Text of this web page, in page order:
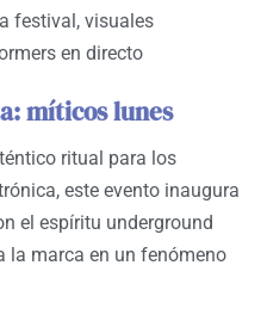
festival, visuales
en directo
míticos lunes
ritual para los
este evento inaugura
el espíritu underground
la marca en un fenómeno